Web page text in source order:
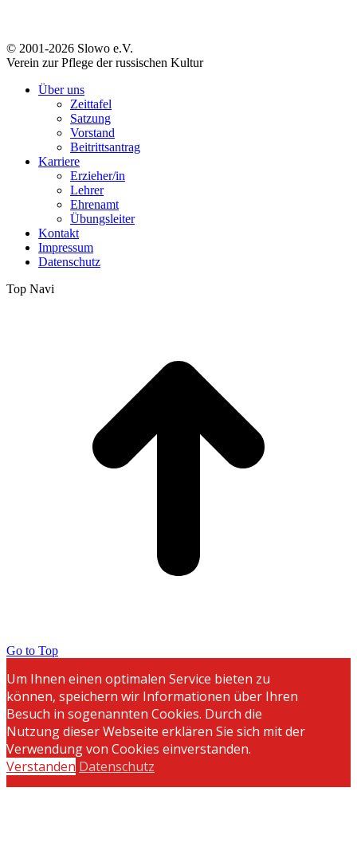
© 2001-2026 Slowo e.V.
Verein zur Pflege der russischen Kultur
Über uns
Zeittafel
Satzung
Vorstand
Beitrittsantrag
Karriere
Erzieher/in
Lehrer
Ehrenamt
Übungsleiter
Kontakt
Impressum
Datenschutz
Top Navi
Go to Top
Um Ihnen einen optimalen Service bieten zu
können, speichern wir Informationen über Ihren
Besuch in sogenannten Cookies. Durch die
Nutzung dieser Webseite erklären Sie sich mit der
Verwendung von Cookies einverstanden.
Verstanden Datenschutz